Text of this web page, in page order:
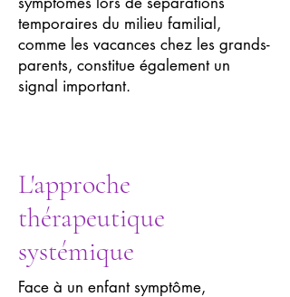
temporaires du milieu familial,
comme les vacances chez les grands-
parents, constitue également un
signal important.
L'approche
thérapeutique
systémique
Face à un enfant symptôme,